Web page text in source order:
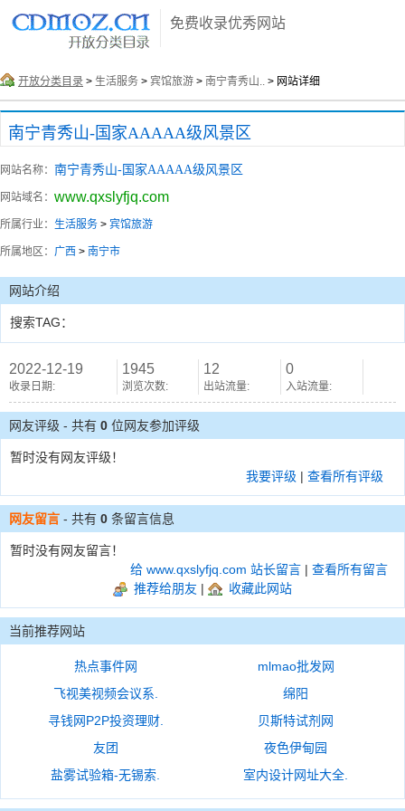
免费收录优秀网站
开放分类目录 > 生活服务 > 宾馆旅游 > 南宁青秀山.. > 网站详细
南宁青秀山-国家AAAAA级风景区
网站名称： 南宁青秀山-国家AAAAA级风景区
网站域名： www.qxslyfjq.com
所属行业： 生活服务 > 宾馆旅游
所属地区： 广西 > 南宁市
网站介绍
搜索TAG：
2022-12-19
收录日期:
1945
浏览次数:
12
出站流量:
0
入站流量:
网友评级 - 共有 0 位网友参加评级
暂时没有网友评级！
我要评级 | 查看所有评级
网友留言 - 共有 0 条留言信息
暂时没有网友留言！
给 www.qxslyfjq.com 站长留言 | 查看所有留言
推荐给朋友 | 收藏此网站
当前推荐网站
热点事件网
mlmao批发网
飞视美视频会议系.
绵阳
寻钱网P2P投资理财.
贝斯特试剂网
友团
夜色伊甸园
盐雾试验箱-无锡索.
室内设计网址大全.